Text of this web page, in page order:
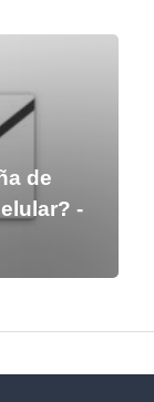
de
-